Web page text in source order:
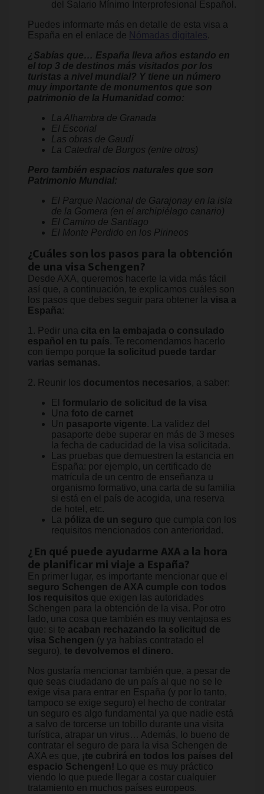
del Salario Mínimo Interprofesional Español.
Puedes informarte más en detalle de esta visa a
España en el enlace de Nómadas digitales.
¿Sabías que… España lleva años estando en
el top 3 de destinos más visitados por los
turistas a nivel mundial? Y tiene un número
muy importante de monumentos que son
patrimonio de la Humanidad como:
La Alhambra de Granada
El Escorial
Las obras de Gaudí
La Catedral de Burgos (entre otros)
Pero también espacios naturales que son
Patrimonio Mundial:
El Parque Nacional de Garajonay en la isla
de la Gomera (en el archipiélago canario)
El Camino de Santiago
El Monte Perdido en los Pirineos
¿Cuáles son los pasos para la obtención
de una visa Schengen?
Desde AXA, queremos hacerte la vida más fácil
así que, a continuación, te explicamos cuáles son
los pasos que debes seguir para obtener la visa a
España:
1. Pedir una cita en la embajada o consulado
español en tu país. Te recomendamos hacerlo
con tiempo porque la solicitud puede tardar
varias semanas.
2. Reunir los documentos necesarios, a saber:
El formulario de solicitud de la visa
Una foto de carnet
Un pasaporte vigente. La validez del
pasaporte debe superar en más de 3 meses
la fecha de caducidad de la visa solicitada.
Las pruebas que demuestren la estancia en
España: por ejemplo, un certificado de
matrícula de un centro de enseñanza u
organismo formativo, una carta de su familia
si está en el país de acogida, una reserva
de hotel, etc.
La póliza de un seguro que cumpla con los
requisitos mencionados con anterioridad.
¿En qué puede ayudarme AXA a la hora
de planificar mi viaje a España?
En primer lugar, es importante mencionar que el
seguro Schengen de AXA cumple con todos
los requisitos que exigen las autoridades
Schengen para la obtención de la visa. Por otro
lado, una cosa que también es muy ventajosa es
que: si te acaban rechazando la solicitud de
visa Schengen (y ya habías contratado el
seguro), te devolvemos el dinero.
Nos gustaría mencionar también que, a pesar de
que seas ciudadano de un país al que no se le
exige visa para entrar en España (y por lo tanto,
tampoco se exige seguro) el hecho de contratar
un seguro es algo fundamental ya que nadie está
a salvo de torcerse un tobillo durante una visita
turística, atrapar un virus… Además, lo bueno de
contratar el seguro de para la visa Schengen de
AXA es que, ¡te cubrirá en todos los países del
espacio Schengen!
Lo que es muy práctico
viendo lo que puede llegar a costar cualquier
tratamiento en muchos países europeos.